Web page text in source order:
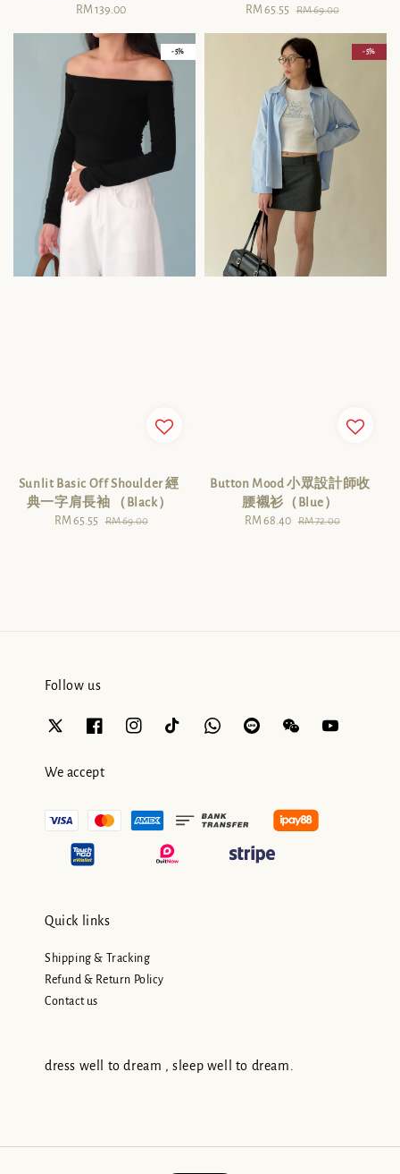
Regular
RM 139.00
Sale
RM 65.55 Regular
RM 69.00
- 5%
Sunlit Basic Off Shoulder 經
典一字肩長袖 （Black）
Sale
RM 65.55 Regular
RM 69.00
- 5%
Button Mood 小眾設計師收
腰襯衫（Blue）
Sale
RM 68.40 Regular
RM 72.00
Follow us
We accept
Quick links
Shipping & Tracking
Refund & Return Policy
Contact us
dress well to dream , sleep well to dream.